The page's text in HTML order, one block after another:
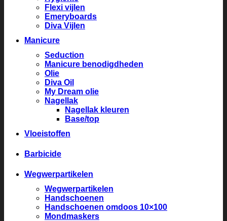
Flexi vijlen
Emeryboards
Diva Vijlen
Manicure
Seduction
Manicure benodigdheden
Olie
Diva Oil
My Dream olie
Nagellak
Nagellak kleuren
Base/top
Vloeistoffen
Barbicide
Wegwerpartikelen
Wegwerpartikelen
Handschoenen
Handschoenen omdoos 10×100
Mondmaskers